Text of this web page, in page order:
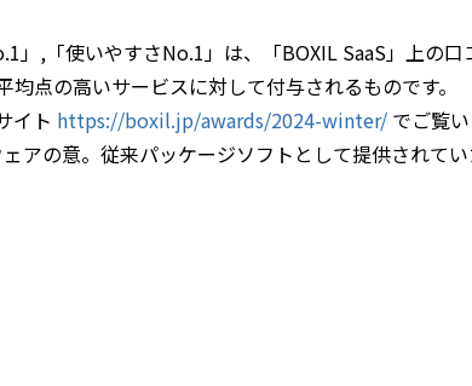
,「使いやすさNo.1」は、「BOXIL SaaS」上の
点の高いサービスに対して付与されるものです。
イト https://boxil.jp/awards/2024-winter/ でご覧い
アの意。従来パッケージソフトとして提供されて